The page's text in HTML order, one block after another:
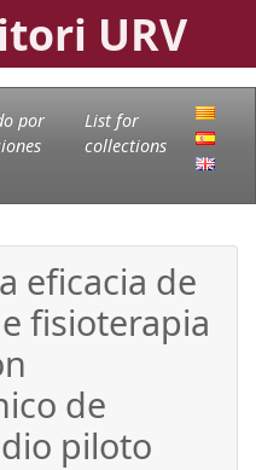
URV
por
List for
collections
eficacia de
fisioterapia
de
piloto